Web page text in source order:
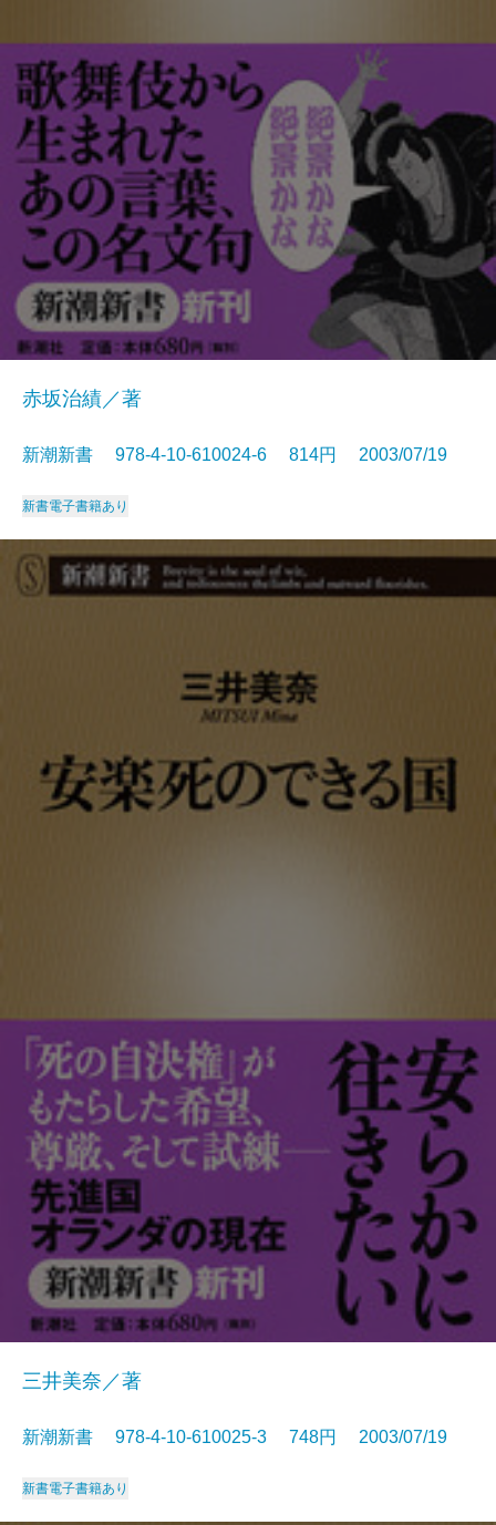
赤坂治績／著
新潮新書 978-4-10-610024-6 814円 2003/07/19
新書電子書籍あり
三井美奈／著
新潮新書 978-4-10-610025-3 748円 2003/07/19
新書電子書籍あり